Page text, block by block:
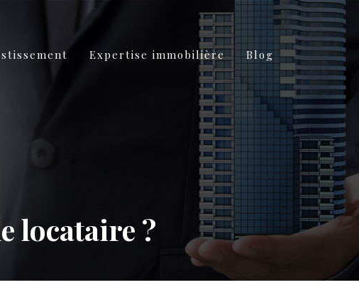
Expertise immobilière Blog
locataire ?